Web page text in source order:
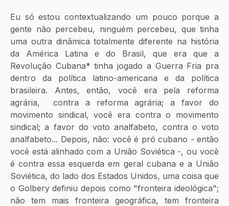
Eu só estou contextualizando um pouco porque a
gente não percebeu, ninguém percebeu, que tinha
uma outra dinâmica totalmente diferente na história
da América Latina e do Brasil, que era que a
Revolução Cubana* tinha jogado a Guerra Fria pra
dentro da política latino-americana e da política
brasileira. Antes, então, você era pela reforma
agrária,  contra a reforma agrária; a favor do
movimento sindical, você era contra o movimento
sindical; a favor do voto analfabeto, contra o voto
analfabeto... Depois, não: você é pró cubano - então
você está alinhado com a União Soviética -, ou você
é contra essa esquerda em geral cubana e a União
Soviética, do lado dos Estados Unidos, uma coisa que
o Golbery definiu depois como "fronteira ideológica";
não tem mais fronteira geográfica, tem fronteira